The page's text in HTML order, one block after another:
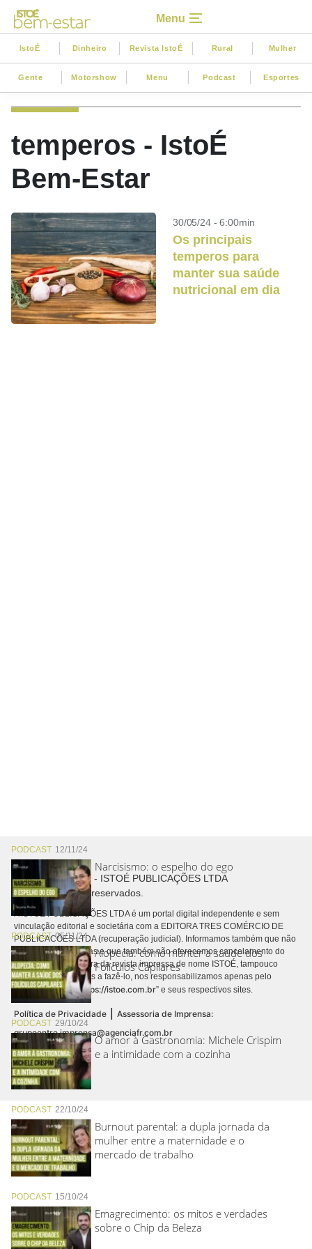
Menu
IstoÉ Dinheiro Revista IstoÉ Rural Mulher
Gente Motorshow Menu Podcast Esportes
temperos - IstoÉ
Bem-Estar
30/05/24 - 6:00min
Os principais
temperos para
manter sua saúde
nutricional em dia
PODCAST 12/11/24
Narcisismo: o espelho do ego
PODCAST05/11/24
Alopecia: como manter a saúde dos
Folículos Capilares
PODCAST 29/10/24
O amor à Gastronomia: Michele Crispim
e a intimidade com a cozinha
PODCAST 22/10/24
Burnout parental: a dupla jornada da
mulher entre a maternidade e o
mercado de trabalho
PODCAST 15/10/24
Emagrecimento: os mitos e verdades
sobre o Chip da Beleza
Copyright © 2026 - ISTOÉ PUBLICAÇÕES LTDA
Todos os direitos reservados.
A ISTOÉ PUBLICAÇÕES LTDA é um portal digital independente e sem
vinculação editorial e societária com a EDITORA TRES COMÉRCIO DE
PUBLICACÕES LTDA (recuperação judicial). Informamos também que não
realizamos cobranças e que também não oferecemos cancelamento do
contrato de assinatura da revista impressa de nome ISTOÉ, tampouco
autorizamos terceiros a fazê-lo, nos responsabilizamos apenas pelo
conteúdo digital “https://istoe.com.br” e seus respectivos sites.
Política de Privacidade | Assessoria de Imprensa:
grupoentre.imprensa@agenciafr.com.br